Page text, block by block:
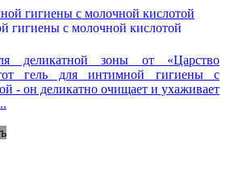
гигиены с молочной кислотой
деликатной зоны от «Царство
гель для интимной гигиены с
- он деликатно очищает и ухаживает